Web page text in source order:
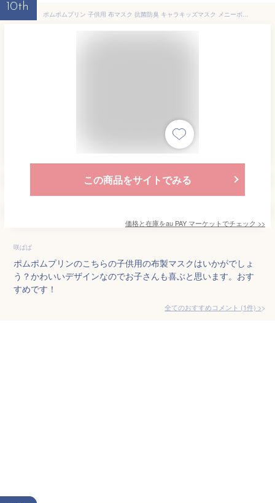
10th
ポムポムプリン 子供用 布マスク 抗菌防臭 キャラキッズマスク メニーポップ サンリオ キャラクター グッズ メール便可
この商品をサイトでみる
価格と在庫をau PAY マーケットでチェック >>
咲ぱぱ
ポムポムプリンのこちらの子供用の布製マスクはいかがでしょ
う？かわいいデザインなのでお子さんも喜ぶと思います。おす
すめです！
全てのおすすめコメント (1件) >